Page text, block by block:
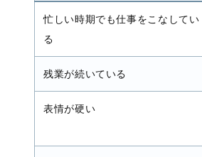
忙しい時期でも仕事をこなしてい
る
残業が続いている
表情が硬い